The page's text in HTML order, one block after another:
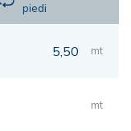
piedi
5,50 mt
mt